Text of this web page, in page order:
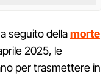
seguito dellamorte
2025, le
per trasmettere in